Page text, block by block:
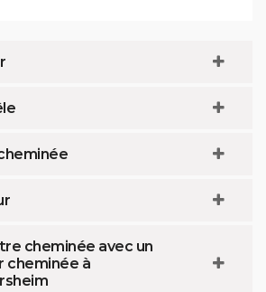
cheminée avec un
cheminée à